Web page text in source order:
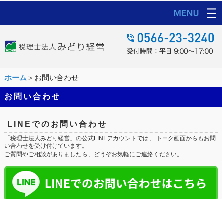
ホーム ＞お問い合わせ
お問い合わせ
LINEでのお問い合わせ
「税理士法人みどり経営」の公式LINEアカウントでは、 トーク画面からもお問
い合わせを受け付けています。
ご質問やご相談がありましたら、どうぞお気軽にご連絡ください。